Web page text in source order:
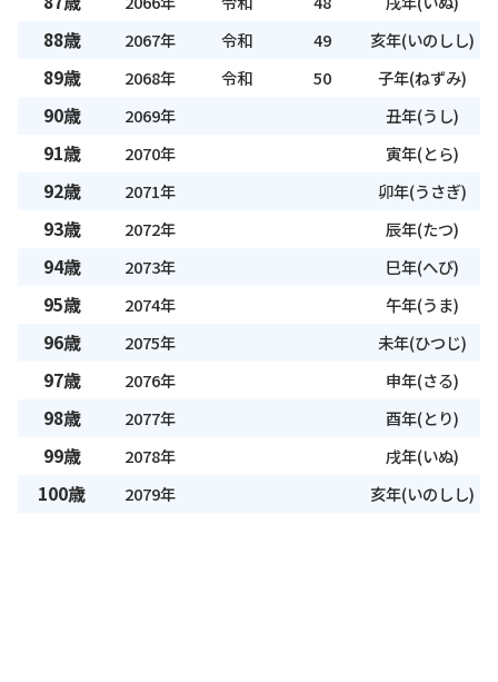
88歳 2067年 令和 49 亥年(いのしし)
89歳 2068年 令和 50 子年(ねずみ)
90歳 2069年 丑年(うし)
91歳 2070年 寅年(とら)
92歳 2071年 卯年(うさぎ)
93歳 2072年 辰年(たつ)
94歳 2073年 巳年(へび)
95歳 2074年 午年(うま)
96歳 2075年 未年(ひつじ)
97歳 2076年 申年(さる)
98歳 2077年 酉年(とり)
99歳 2078年 戌年(いぬ)
100歳 2079年 亥年(いのしし)